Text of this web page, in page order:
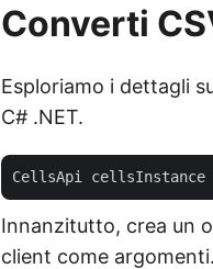
Converti
Esploriamo i dettagli
C# .NET.
CellsApi cellsInstance
Innanzitutto, crea un
client come argomenti.